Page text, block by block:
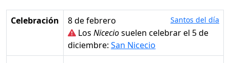
Celebración 8 de febrero Santos del día
Los Niceciosuelen celebrar el 5 de
diciembre: San Nicecio